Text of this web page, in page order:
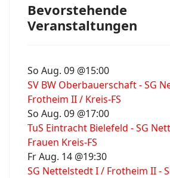
Bevorstehende
Veranstaltungen
So Aug. 09 @15:00
SV BW Oberbauerschaft - SG
Frotheim II / Kreis-FS
So Aug. 09 @17:00
TuS Eintracht Bielefeld - SG
Frauen Kreis-FS
Fr Aug. 14 @19:30
SG Nettelstedt I / Frotheim II -